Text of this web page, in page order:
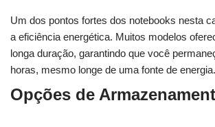
Um dos pontos fortes dos notebooks nesta
a eficiência energética. Muitos modelos
longa duração, garantindo que você
horas, mesmo longe de uma fonte de energia.
Opções de